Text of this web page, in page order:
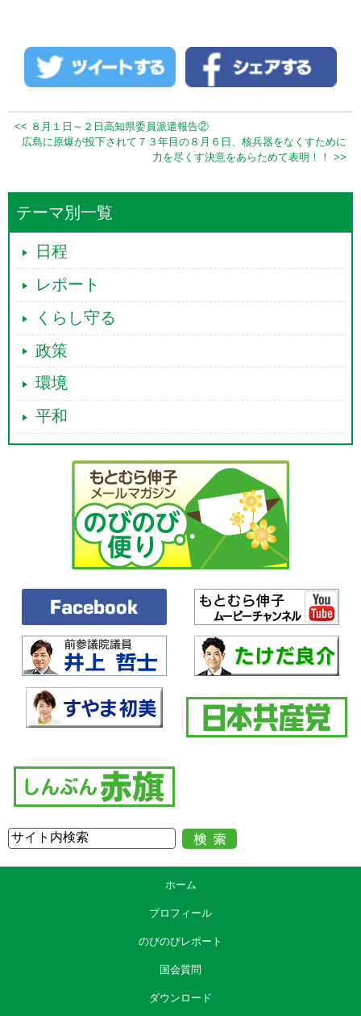
<< ８月１日～２日高知県委員派遣報告②
広島に原爆が投下されて７３年目の８月６日、核兵器をなくすために
力を尽くす決意をあらためて表明！！ >>
テーマ別一覧
日程
レポート
くらし守る
政策
環境
平和
ホーム
プロフィール
のびのびレポート
国会質問
ダウンロード